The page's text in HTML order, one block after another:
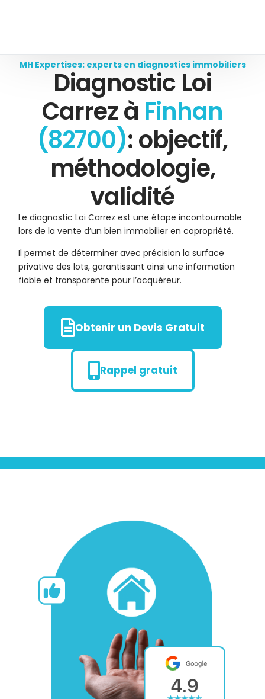
MH Expertises: experts en diagnostics immobiliers
Diagnostic Loi
Carrez à Finhan
(82700): objectif,
méthodologie,
validité
Le diagnostic Loi Carrez est une étape incontournable
lors de la vente d’un bien immobilier en copropriété.
Il permet de déterminer avec précision la surface
privative des lots, garantissant ainsi une information
fiable et transparente pour l’acquéreur.
Obtenir un Devis Gratuit
Rappel gratuit